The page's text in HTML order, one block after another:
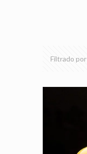
Filtrado por